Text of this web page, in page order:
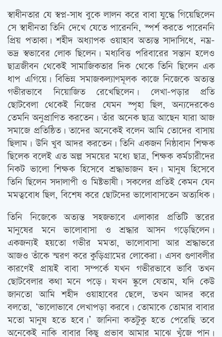
স্বাধীনতার যে স্বপ্ন-সাধ বুকে লালন করে বাবা যুদ্ধে গিয়েছিলেন
সে স্বাধীনতা তিনি দেখে যেতে পারেননি, স্পর্শ করতে পারেননি
প্রিয় পতাকা। শহীদ অধ্যাপক ওয়াহাব অত্যন্ত সাদাসিধে, নম্র-
ভদ্র স্বভাবের লোক ছিলেন। মধ্যবিত্ত পরিবারের সন্তান হলেও
ছাত্রজীবন থেকেই সামাজিকতার দিক থেকে তিনি ছিলেন এক
ধাপ এগিয়ে। বিভিন্ন সমাজকল্যাণমূলক কাজে নিজেকে অত্যন্ত
গভীরভাবে নিয়োজিত রেখেছিলেন। লেখা-পড়ার প্রতি
ছোটবেলা থেকেই নিজের যেমন স্পৃহা ছিল, অন্যদেরকেও
তেমনি অনুপ্রাণিত করতেন। তাঁর অনেক ছাত্র আছেন যারা আজ
সমাজে প্রতিষ্ঠিত। তাদের অনেকেই বলেন আমি তোদের বাসায়
ছিলাম। উনি খুব আদর করতেন। তিনি একজন নিষ্ঠাবান শিক্ষক
ছিলেক বলেই এত অল্প সময়ের মধ্যে ছাত্র, শিক্ষক কর্মচারীদের
নিকট ভালো শিক্ষক হিসেবে শ্রদ্ধাভাজন হন। মানুষ হিসেবে
তিনি ছিলেন সদালাপী ও মিষ্টভাষী। সকলের প্রতিই কেমন যেন
মমত্ববোধ ছিল, বিশেষ করে ছোটদের ভালোবাসতেন অত্যধিক।
তিনি নিজেকে অত্যন্ত সহজভাবে এলাকার প্রতিটি স্তরের
মানুষের মনে ভালোবাসা ও শ্রদ্ধার আসন গড়েছিলেন।
একজন্যই হয়তো গভীর মমতা, ভালোবাসা আর শ্রদ্ধাভরে
আজও তাঁকে স্মরণ করে কুড়িগ্রামের লোকেরা। এসব গুণাবলীর
কারণেই প্রায়ই বাবা সম্পর্কে যখন গভীরভাবে ভাবি তখন
ছোটবেলার কথা মনে পড়ে। যখন স্কুলে যেতাম, যদি কেউ
জানতো আমি শহীদ ওয়াহাবের ছেলে, তখন আদর করে
বলতো, ‘ভালোভাবে লেখাপড়া করবে। তোমাকে তোমার বাবার
মতো মানুষ হতে হবে।’ জানিনা কতটুকু হতে পেরেছি তবে
অনেকেই নাকি বাবার কিছু প্রভাব আমার মাঝে খুঁজে পান।